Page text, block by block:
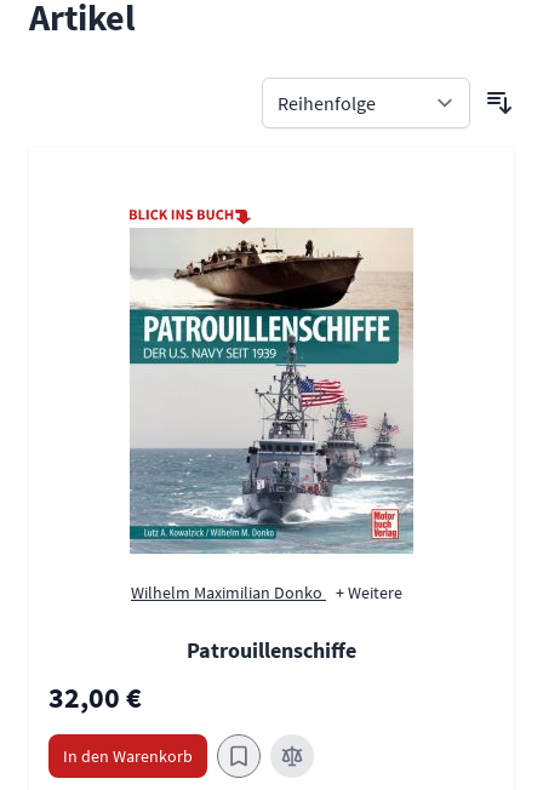
Artikel
Wilhelm Maximilian Donko + Weitere
Patrouillenschiffe
32,00 €
In den Warenkorb